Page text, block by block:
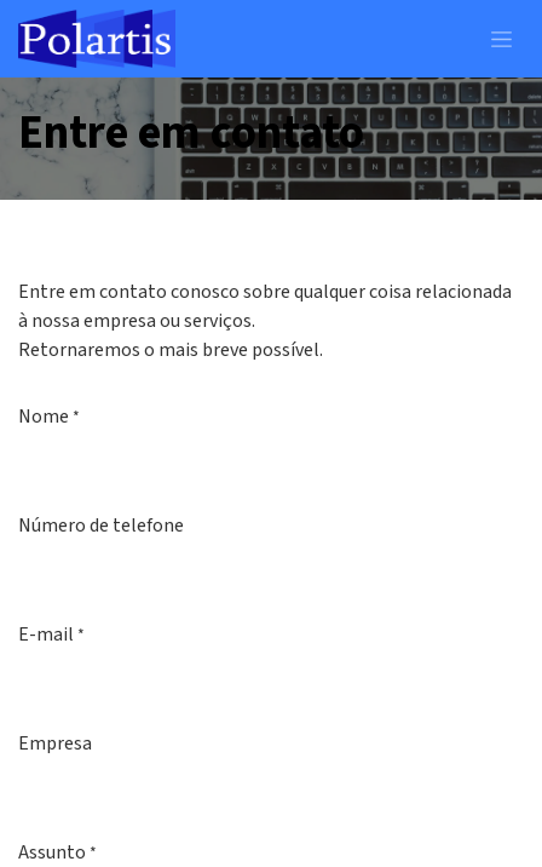
Pular para o conteúdo
Entre em contato
Entre em contato conosco sobre qualquer coisa relacionada
à nossa empresa ou serviços.
Retornaremos o mais breve possível.
Nome *
Número de telefone
E-mail *
Empresa
Assunto *